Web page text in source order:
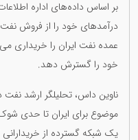
درآمدهای خود را از فروش
عمده نفت ایران را خریداری
خود را گسترش دهد.
ناوین داس، تحلیلگر ارشد
موضوع برای ایران تا حدی
یک شبکه گسترده از خریدارانی